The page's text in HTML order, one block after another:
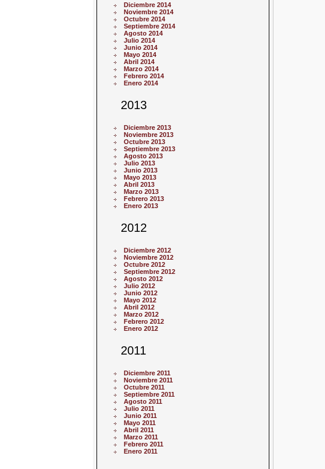
Diciembre 2014
Noviembre 2014
Octubre 2014
Septiembre 2014
Agosto 2014
Julio 2014
Junio 2014
Mayo 2014
Abril 2014
Marzo 2014
Febrero 2014
Enero 2014
2013
Diciembre 2013
Noviembre 2013
Octubre 2013
Septiembre 2013
Agosto 2013
Julio 2013
Junio 2013
Mayo 2013
Abril 2013
Marzo 2013
Febrero 2013
Enero 2013
2012
Diciembre 2012
Noviembre 2012
Octubre 2012
Septiembre 2012
Agosto 2012
Julio 2012
Junio 2012
Mayo 2012
Abril 2012
Marzo 2012
Febrero 2012
Enero 2012
2011
Diciembre 2011
Noviembre 2011
Octubre 2011
Septiembre 2011
Agosto 2011
Julio 2011
Junio 2011
Mayo 2011
Abril 2011
Marzo 2011
Febrero 2011
Enero 2011